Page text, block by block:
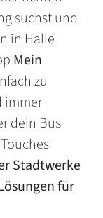
suchst und
in Halle
Mein
zu
immer
dein Bus
Stadtwerke
für